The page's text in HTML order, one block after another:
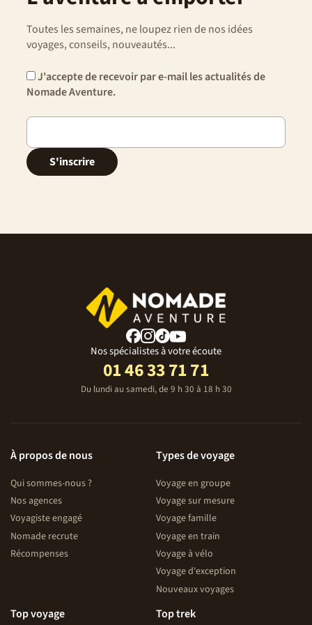
Toutes les semaines, ne loupez rien de nos idées
voyages, conseils, nouveautés...
J'accepte de recevoir par e-mail les actualités de
Nomade Aventure.
S'inscrire
Nos spécialistes à votre écoute
01 46 33 71 71
Du lundi au samedi, de 9 h 30 à 18 h 30
À propos de nous
Qui sommes-nous ?
Nos agences
Voyagiste engagé
Nomade recrute
Récompenses
Types de voyage
Voyage en groupe
Voyage sur mesure
Voyage famille
Voyage en train
Voyage à vélo
Voyage d'exception
Nouveaux voyages
Top voyage Top trek